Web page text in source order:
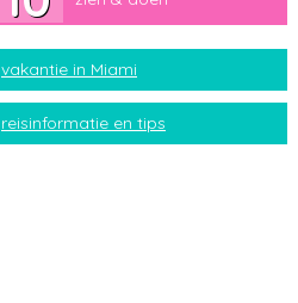
vakantie in Miami
reisinformatie en tips